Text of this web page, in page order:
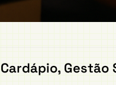
Gestão